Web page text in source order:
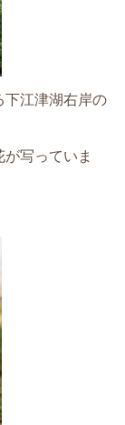
下江津湖右岸の
写っていま